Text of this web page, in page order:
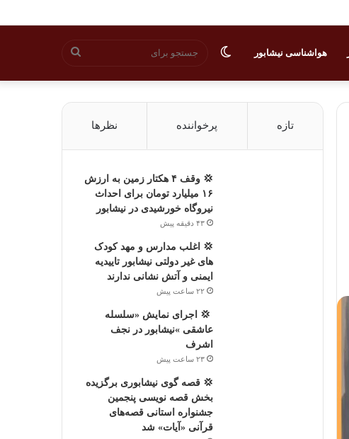
هواشناسی نیشابور
تازه پرخواننده نظرها
💢 وقف ۴ هکتار زمین به ارزش
۱۶ میلیارد تومان برای احداث
نیروگاه خورشیدی در نیشابور
۴۳ دقیقه پیش
💢 اغلب مدارس و مهد کودک
های غیر دولتی نیشابور تاییدیه
ایمنی و آتش نشانی ندارند
۲۲ ساعت پیش
‍ 💢 اجرای نمایش «سلسله
عاشقی »نیشابور در نجف
اشرف
۲۳ ساعت پیش
💢 قصه گوی نیشابوری برگزیده
بخش قصه نویسی پنجمین
جشنواره استانی قصه‌های
قرآنی «آیات» شد